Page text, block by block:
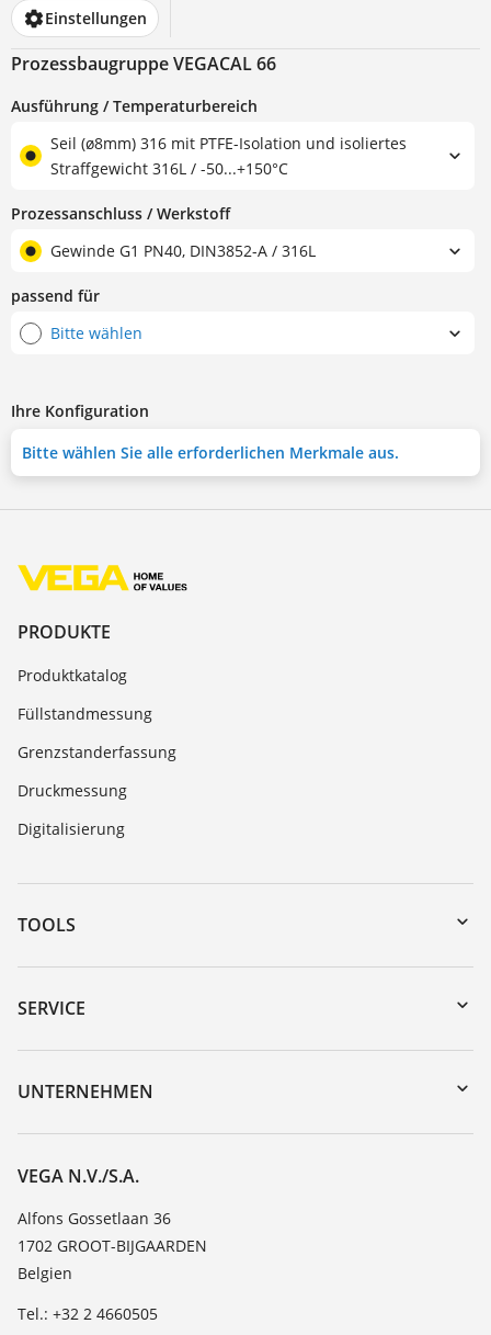
Einstellungen
Prozessbaugruppe VEGACAL 66
Ausführung / Temperaturbereich
Seil (ø8mm) 316 mit PTFE-Isolation und isoliertes
Straffgewicht 316L / -50...+150°C
Prozessanschluss / Werkstoff
Gewinde G1 PN40, DIN3852-A / 316L
passend für
Bitte wählen
Ihre Konfiguration
Bitte wählen Sie alle erforderlichen Merkmale aus.
PRODUKTE
Produktkatalog
Füllstandmessung
Grenzstanderfassung
Druckmessung
Digitalisierung
TOOLS
Download-Center
Gerätesuche (Seriennummer)
DTM Collection/PACTware
SERVICE
Geräterücksendung
Trainings
Beständigkeitsliste
TeamViewer
UNTERNEHMEN
Über VEGA
Kontakt
News
Presse
Blog
VEGA N.V./S.A.
Alfons Gossetlaan 36
1702 GROOT-BIJGAARDEN
Belgien
Tel.: +32 2 4660505